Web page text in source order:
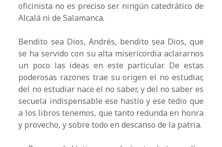
oficinista no es preciso ser ningún catedrático de
Alcalá ni de Salamanca.
Bendito sea Dios, Andrés, bendito sea Dios, que
se ha servido con su alta misericordia aclararnos
un poco las ideas en este particular. De estas
poderosas razones trae su origen el no estudiar,
del no estudiar nace el no saber, y del no saber es
secuela indispensable ese hastío y ese tedio que
a los libros tenemos, que tanto redunda en honra
y provecho, y sobre todo en descanso de la patria.